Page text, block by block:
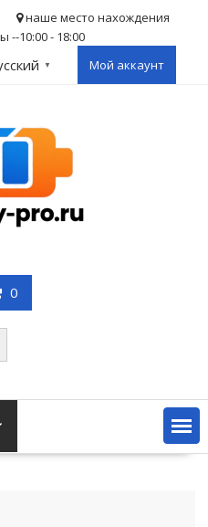
наше место нахождения
--10:00 - 18:00
▼ Мой аккаунт
0